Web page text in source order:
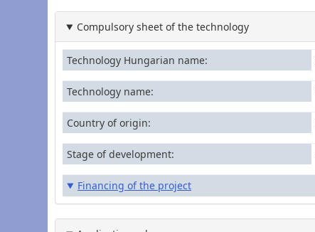
Compulsory sheet of the technology
Technology Hungarian name
Technology name
Country of origin
Stage of development
Financing of the project